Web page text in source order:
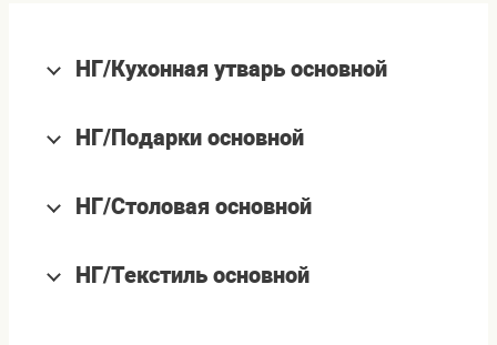
НГ/Кухонная утварь основной
НГ/Подарки основной
НГ/Столовая основной
НГ/Текстиль основной